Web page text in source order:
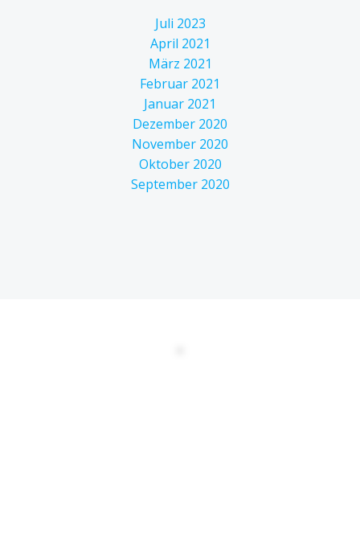
Juli 2023
April 2021
März 2021
Februar 2021
Januar 2021
Dezember 2020
November 2020
Oktober 2020
September 2020